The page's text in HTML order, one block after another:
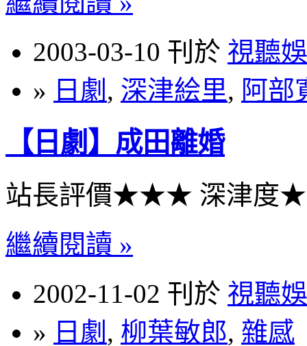
2003-03-10 刊於 視聽
» 日劇 , 深津絵里, 阿部
【日劇】成田離婚
站長評價★★★ 深津度
繼續閱讀 »
2002-11-02 刊於 視聽
» 日劇 , 柳葉敏郎, 雜感